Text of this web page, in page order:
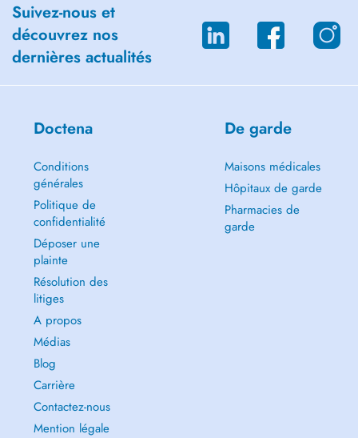
Suivez-nous et
découvrez nos
dernières actualités
Doctena
Conditions
générales
Politique de
confidentialité
Déposer une
plainte
Résolution des
litiges
A propos
Médias
Blog
Carrière
Contactez-nous
Mention légale
De garde
Maisons médicales
Hôpitaux de garde
Pharmacies de
garde